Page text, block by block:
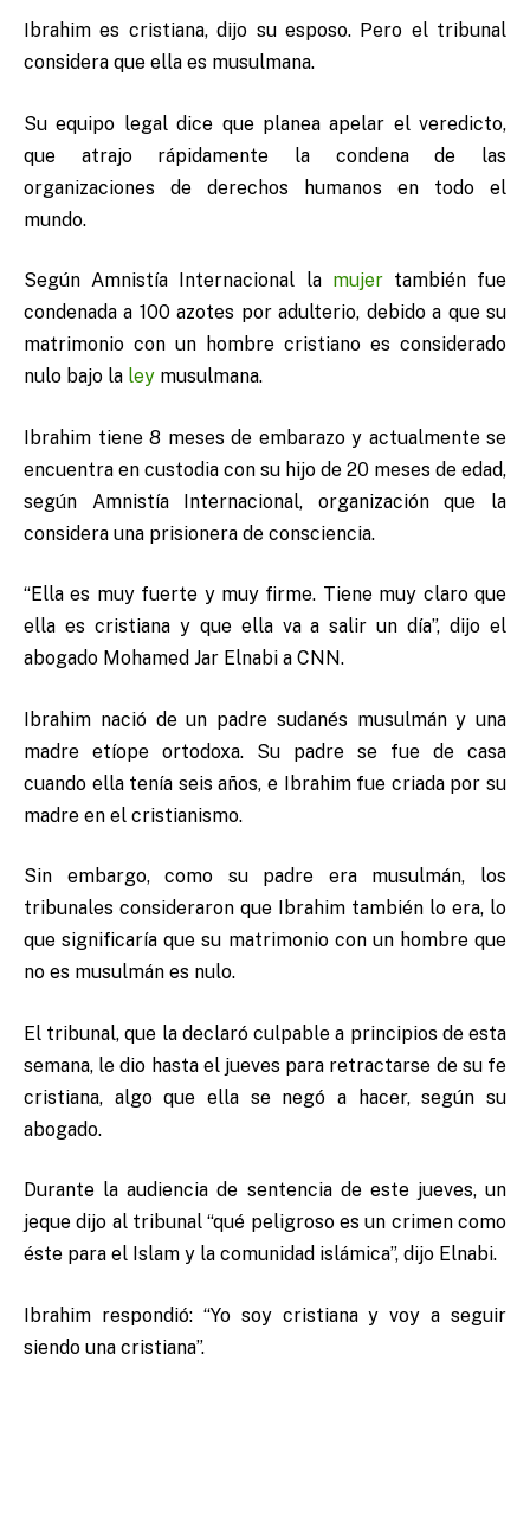
Ibrahim es cristiana, dijo su esposo. Pero el tribunal
considera que ella es musulmana.
Su equipo legal dice que planea apelar el veredicto,
que atrajo rápidamente la condena de las
organizaciones de derechos humanos en todo el
mundo.
Según Amnistía Internacional la mujertambién fue
condenada a 100 azotes por adulterio, debido a que su
matrimonio con un hombre cristiano es considerado
nulo bajo la ley musulmana.
Ibrahim tiene 8 meses de embarazo y actualmente se
encuentra en custodia con su hijo de 20 meses de edad,
según Amnistía Internacional, organización que la
considera una prisionera de consciencia.
“Ella es muy fuerte y muy firme. Tiene muy claro que
ella es cristiana y que ella va a salir un día”, dijo el
abogado Mohamed Jar Elnabi a CNN.
Ibrahim nació de un padre sudanés musulmán y una
madre etíope ortodoxa. Su padre se fue de casa
cuando ella tenía seis años, e Ibrahim fue criada por su
madre en el cristianismo.
Sin embargo, como su padre era musulmán, los
tribunales consideraron que Ibrahim también lo era, lo
que significaría que su matrimonio con un hombre que
no es musulmán es nulo.
El tribunal, que la declaró culpable a principios de esta
semana, le dio hasta el jueves para retractarse de su fe
cristiana, algo que ella se negó a hacer, según su
abogado.
Durante la audiencia de sentencia de este jueves, un
jeque dijo al tribunal “qué peligroso es un crimen como
éste para el Islam y la comunidad islámica”, dijo Elnabi.
Ibrahim respondió: “Yo soy cristiana y voy a seguir
siendo una cristiana”.